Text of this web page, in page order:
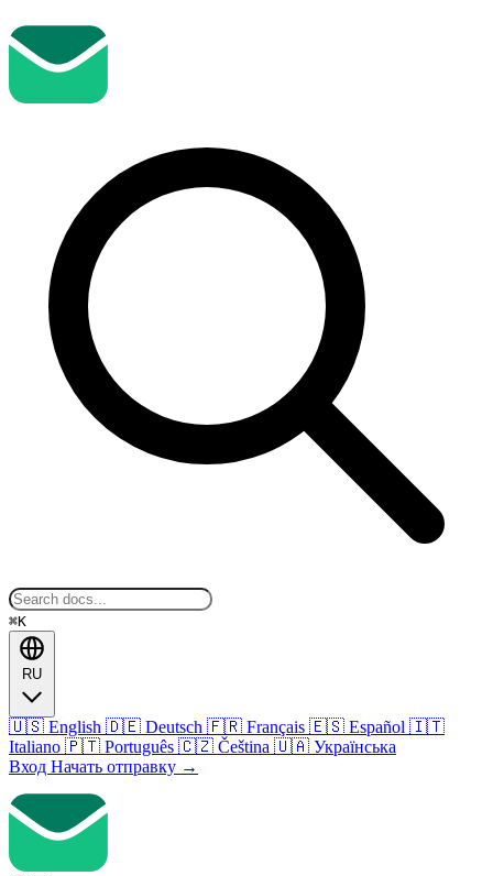
⌘K
RU
🇺🇸 English 🇩🇪 Deutsch 🇫🇷 Français 🇪🇸 Español 🇮🇹
Italiano 🇵🇹 Português 🇨🇿 Čeština 🇺🇦 Українська
Вход Начать отправку →